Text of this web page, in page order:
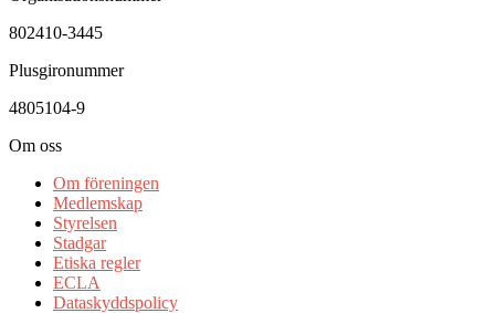
802410-3445
Plusgironummer
4805104-9
Om oss
Om föreningen
Medlemskap
Styrelsen
Stadgar
Etiska regler
ECLA
Dataskyddspolicy